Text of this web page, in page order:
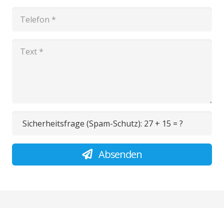
Sicherheitsfrage (Spam-Schutz): 27 + 15 = ?
Absenden